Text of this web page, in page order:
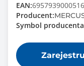
EAN:6957939000516
Producent:
Symbol